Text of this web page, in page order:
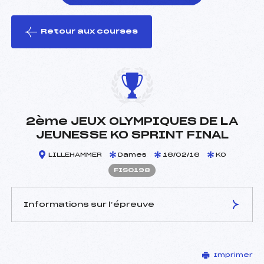
le ski
Retour aux courses
2ème JEUX OLYMPIQUES DE LA
JEUNESSE KO SPRINT FINAL
LILLEHAMMER Dames 16/02/16 KO
FIS0198
Informations sur l’épreuve
–
Imprimer